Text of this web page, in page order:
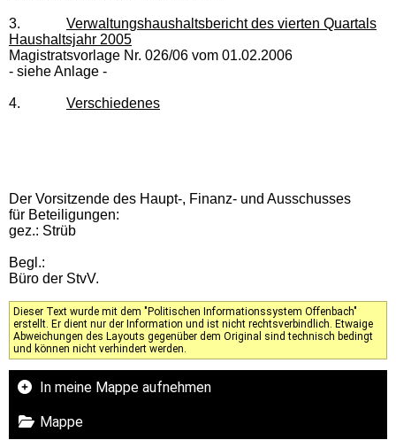
3.
Verwaltungshaushaltsbericht des vierten Quartals
Haushaltsjahr 2005
Magistratsvorlage Nr. 026/06 vom 01.02.2006
- siehe Anlage -
4. Verschiedenes
Der Vorsitzende des Haupt-, Finanz- und Ausschusses
für Beteiligungen:
gez.: Strüb
Begl.:
Büro der StvV.
Dieser Text wurde mit dem "Politischen Informationssystem Offenbach"
erstellt. Er dient nur der Information und ist nicht rechtsverbindlich. Etwaige
Abweichungen des Layouts gegenüber dem Original sind technisch bedingt
und können nicht verhindert werden.
In meine Mappe aufnehmen
Mappe